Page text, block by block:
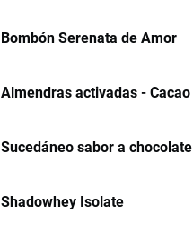
Bombón Serenata de Amor
Almendras activadas -
Sucedáneo sabor a
Shadowhey Isolate